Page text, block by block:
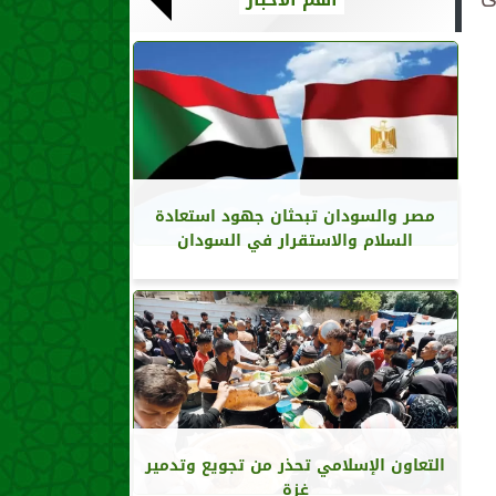
مصر والسودان تبحثان جهود استعادة
السلام والاستقرار في السودان
التعاون الإسلامي تحذر من تجويع وتدمير
غزة